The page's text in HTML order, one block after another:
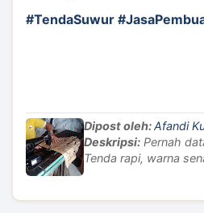
#TendaSuwur
Dipost oleh:Afandi
Deskripsi: Pernah
Tenda rapi, warna